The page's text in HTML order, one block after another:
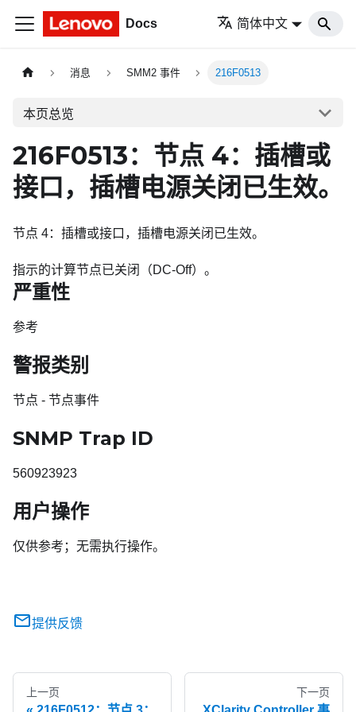
Docs 简体中文
消息 SMM2 事件 216F0513
本页总览
216F0513：节点 4：插槽或
接口，插槽电源关闭已生效。
节点 4：插槽或接口，插槽电源关闭已生效。
指示的计算节点已关闭（DC-Off）。
严重性
参考
警报类别
节点 - 节点事件
SNMP Trap ID
560923923
用户操作
仅供参考；无需执行操作。
提供反馈
上一页 下一页